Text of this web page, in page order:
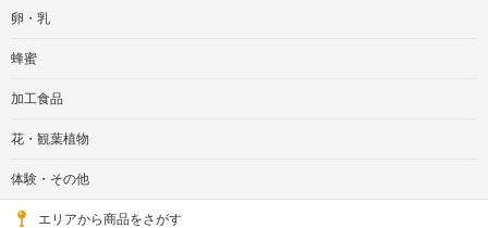
卵・乳
蜂蜜
加工食品
花・観葉植物
体験・その他
エリアから商品をさがす